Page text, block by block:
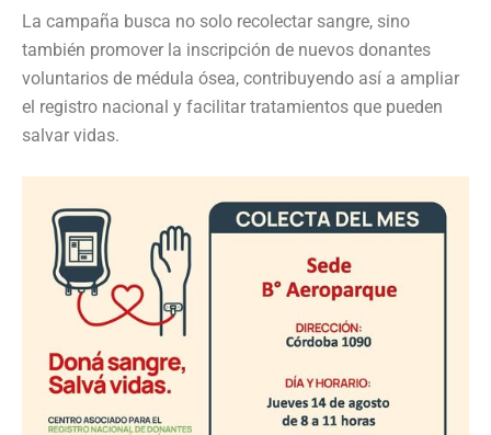
La campaña busca no solo recolectar sangre, sino
también promover la inscripción de nuevos donantes
voluntarios de médula ósea, contribuyendo así a ampliar
el registro nacional y facilitar tratamientos que pueden
salvar vidas.